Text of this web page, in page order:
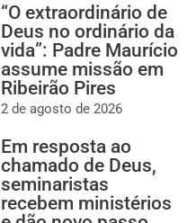
“O extraordinário de
Deus no ordinário da
vida”: Padre Maurício
assume missão em
Ribeirão Pires
2 de agosto de 2026
Em resposta ao
chamado de Deus,
seminaristas
recebem ministérios